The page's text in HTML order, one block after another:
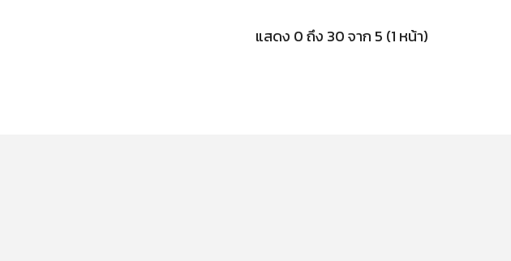
แสดง 0 ถึง 30 จาก 5 (1 หน้า)